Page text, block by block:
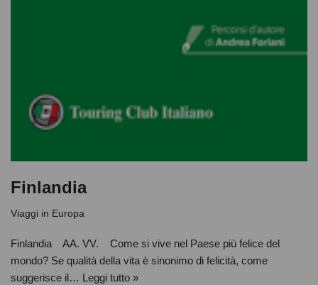
Finlandia
Viaggi in Europa
Finlandia AA. VV. Come si vive nel Paese più felice del
mondo? Se qualità della vita è sinonimo di felicità, come
suggerisce il… Leggi tutto »